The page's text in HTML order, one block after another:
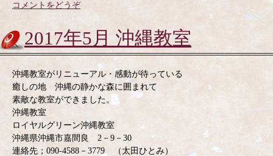
コメントをどうぞ
2017年5月 沖縄教室
沖縄教室がリニューアル・感動が待っている
癒しの地 沖縄の静かな森に囲まれて
素敵な教室ができました。
沖縄教室
ロイヤルグリーン沖縄教室
沖縄県沖縄市嘉間良 2－9－30
連絡先；090-4588－3779 （太田ひとみ）